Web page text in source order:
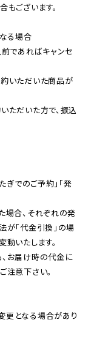
ございます。
る場合
であればキャンセ
いただいた商品が
ただいた方で、振込
ぎでのご予約」「発
場合、それぞれの発
が「代金引換」の場
お届け時の代金に
注意下さい。
更となる場合があり